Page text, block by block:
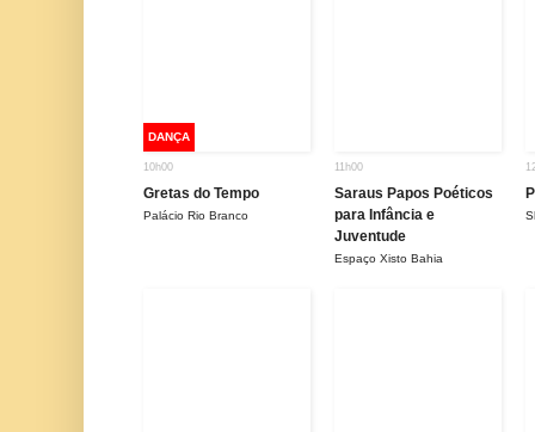
DANÇA
10h00
Gretas do Tempo
Palácio Rio Branco
11h00
Saraus Papos Poéticos
para Infância e
Juventude
Espaço Xisto Bahia